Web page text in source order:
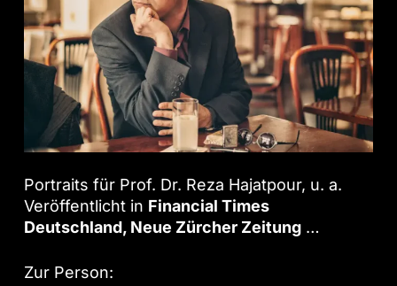
Portraits für Prof. Dr. Reza Hajatpour, u. a.
Veröffentlicht in Financial Times
Deutschland, Neue Zürcher Zeitung…
Zur Person: